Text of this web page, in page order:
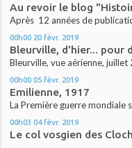
Au revoir le blog
Après 12 années de
00h00 20 févr. 2019
Bleurville, d'hier... pour
Bleurville, vue aérienne, juillet
00h00 05 févr. 2019
Emilienne, 1917
La Première guerre mondiale
00h03 04 févr. 2019
Le col vosgien des